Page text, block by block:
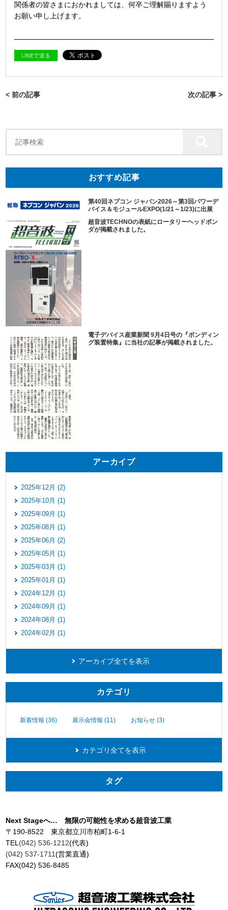
関係者の皆さまにおかれましては、何卒ご理解賜りますよう
お願い申し上げます。
LINEで送る
< 前の記事 次の記事 >
おすすめ記事
第40回ネプコン ジャパン2026～第3回パワーデ
バイス＆モジュールEXPO(1/21～1/23)に出展
超音波TECHNOの表紙にロータリーヘッドボン
ダが掲載されました。
電子デバイス産業新聞 9月4日号の『ボンディン
グ装置特集』に当社の記事が掲載されました。
アーカイブ
2025年12月 (2)
2025年10月 (1)
2025年09月 (1)
2025年08月 (1)
2025年06月 (2)
2025年05月 (1)
2025年03月 (1)
2025年01月 (1)
2024年12月 (1)
2024年09月 (1)
2024年08月 (1)
2024年02月 (1)
アーカイブ全てを表示
カテゴリ
新着情報 (36) 展示会情報 (11) お知らせ (3)
カテゴリ全てを表示
タグ
Next Stageへ… 無限の可能性を求める超音波工業
〒190-8522 東京都立川市柏町1-6-1
TEL(042) 536-1212(代表)
(042) 537-1711(営業直通)
FAX(042) 536-8485